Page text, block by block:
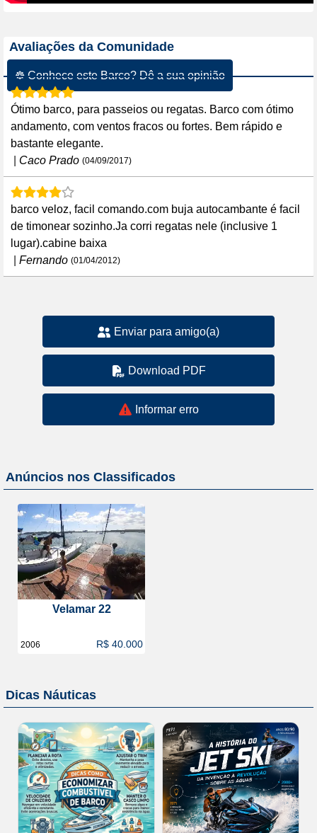
Avaliações da Comunidade
☸ Conhece este Barco? Dê a sua opinião
Ótimo barco, para passeios ou regatas. Barco com ótimo
andamento, com ventos fracos ou fortes. Bem rápido e
bastante elegante.
Caco Prado (04/09/2017)
barco veloz, facil comando.com buja autocambante é facil
de timonear sozinho.Ja corri regatas nele (inclusive 1
lugar).cabine baixa
Fernando (01/04/2012)
Enviar para amigo(a)
Download PDF
Informar erro
Anúncios nos Classificados
Velamar 22
2006 R$ 40.000
Dicas Náuticas